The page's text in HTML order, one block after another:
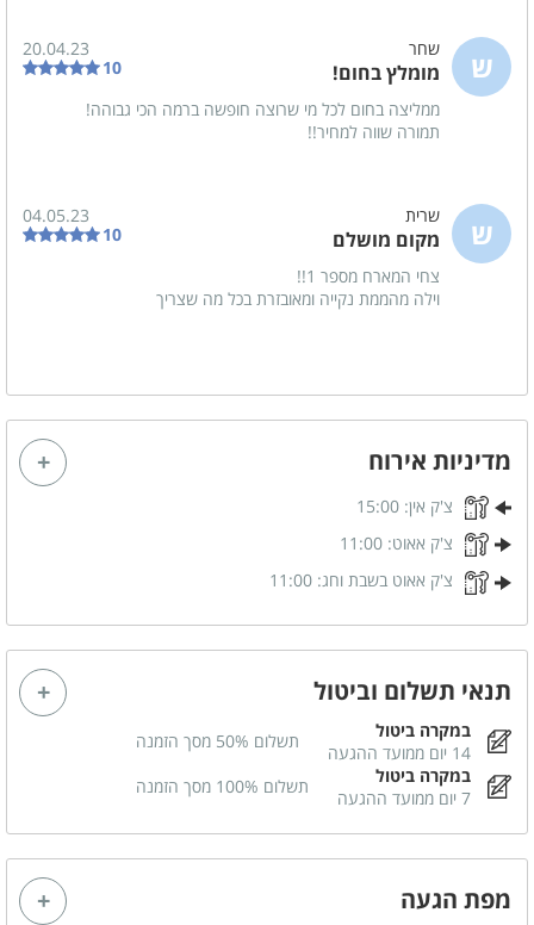
ש שחר
מומלץ בחום!
20.04.23
10
ממליצה בחום לכל מי שרוצה חופשה ברמה הכי גבוהה!
תמורה שווה למחיר!!
ש שרית
מקום מושלם
04.05.23
10
צחי המארח מספר 1!!
וילה מהממת נקייה ומאובזרת בכל מה שצריך
מדיניות אירוח
צ'ק אין: 15:00
צ'ק אאוט: 11:00
צ'ק אאוט בשבת וחג: 11:00
תנאי תשלום וביטול
במקרה ביטול
14 יום ממועד ההגעה
תשלום 50% מסך הזמנה
במקרה ביטול
7 יום ממועד ההגעה
תשלום 100% מסך הזמנה
מפת הגעה